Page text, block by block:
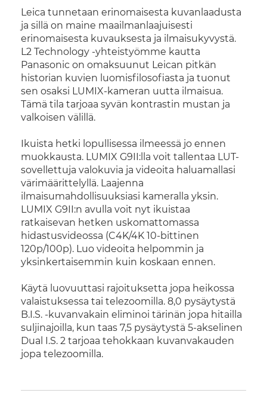
Leica tunnetaan erinomaisesta kuvanlaadusta
ja sillä on maine maailmanlaajuisesti
erinomaisesta kuvauksesta ja ilmaisukyvystä.
L2 Technology -yhteistyömme kautta
Panasonic on omaksuunut Leican pitkän
historian kuvien luomisfilosofiasta ja tuonut
sen osaksi LUMIX-kameran uutta ilmaisua.
Tämä tila tarjoaa syvän kontrastin mustan ja
valkoisen välillä.
Ikuista hetki lopullisessa ilmeessä jo ennen
muokkausta. LUMIX G9II:lla voit tallentaa LUT-
sovellettuja valokuvia ja videoita haluamallasi
värimäärittelyllä. Laajenna
ilmaisumahdollisuuksiasi kameralla yksin.
LUMIX G9II:n avulla voit nyt ikuistaa
ratkaisevan hetken uskomattomassa
hidastusvideossa (C4K/4K 10-bittinen
120p/100p). Luo videoita helpommin ja
yksinkertaisemmin kuin koskaan ennen.
Käytä luovuuttasi rajoituksetta jopa heikossa
valaistuksessa tai telezoomilla. 8,0 pysäytystä
B.I.S. -kuvanvakain eliminoi tärinän jopa hitailla
suljinajoilla, kun taas 7,5 pysäytystä 5-akselinen
Dual I.S. 2 tarjoaa tehokkaan kuvanvakauden
jopa telezoomilla.